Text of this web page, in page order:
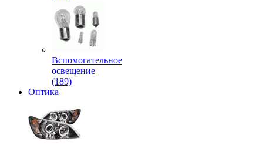
Вспомогательное
освещение
(189)
Оптика